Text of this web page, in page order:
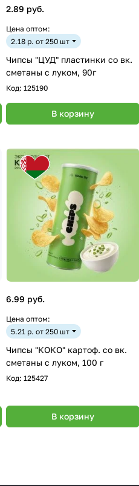
2.89 руб.
Цена оптом:
2.18 р. от 250 шт
Чипсы "ЦУД" пластинки со вк.
сметаны с луком, 90г
Код: 125190
В корзину
6.99 руб.
Цена оптом:
5.21 р. от 250 шт
Чипсы "КОКО" картоф. со вк.
сметаны с луком, 100 г
Код: 125427
В корзину